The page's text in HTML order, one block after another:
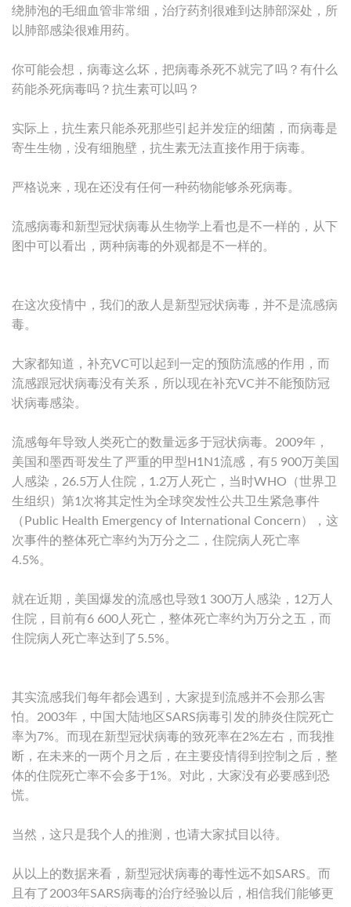
绕肺泡的毛细血管非常细，治疗药剂很难到达肺部深处，所
以肺部感染很难用药。
你可能会想，病毒这么坏，把病毒杀死不就完了吗？有什么
药能杀死病毒吗？抗生素可以吗？
实际上，抗生素只能杀死那些引起并发症的细菌，而病毒是
寄生生物，没有细胞壁，抗生素无法直接作用于病毒。
严格说来，现在还没有任何一种药物能够杀死病毒。
流感病毒和新型冠状病毒从生物学上看也是不一样的，从下
图中可以看出，两种病毒的外观都是不一样的。
在这次疫情中，我们的敌人是新型冠状病毒，并不是流感病
毒。
大家都知道，补充VC可以起到一定的预防流感的作用，而
流感跟冠状病毒没有关系，所以现在补充VC并不能预防冠
状病毒感染。
流感每年导致人类死亡的数量远多于冠状病毒。2009年，
美国和墨西哥发生了严重的甲型H1N1流感，有5 900万美国
人感染，26.5万人住院，1.2万人死亡，当时WHO（世界卫
生组织）第1次将其定性为全球突发性公共卫生紧急事件
（Public Health Emergency of International Concern），这
次事件的整体死亡率约为万分之二，住院病人死亡率
4.5%。
就在近期，美国爆发的流感也导致1 300万人感染，12万人
住院，目前有6 600人死亡，整体死亡率约为万分之五，而
住院病人死亡率达到了5.5%。
其实流感我们每年都会遇到，大家提到流感并不会那么害
怕。2003年，中国大陆地区SARS病毒引发的肺炎住院死亡
率为7%。而现在新型冠状病毒的致死率在2%左右，而我推
断，在未来的一两个月之后，在主要疫情得到控制之后，整
体的住院死亡率不会多于1%。对此，大家没有必要感到恐
慌。
当然，这只是我个人的推测，也请大家拭目以待。
从以上的数据来看，新型冠状病毒的毒性远不如SARS。而
且有了2003年SARS病毒的治疗经验以后，相信我们能够更